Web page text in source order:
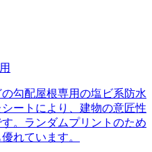
勾配屋根専用の塩ビ系防水
ートにより、建物の意匠性
。ランダムプリントのため
れています。